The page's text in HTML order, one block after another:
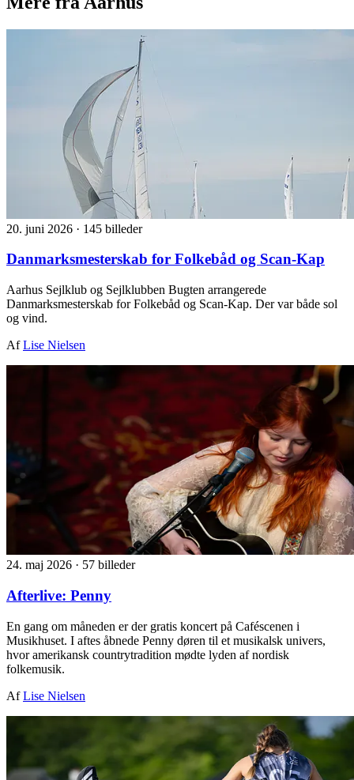
20. juni 2026 · 145 billeder
Danmarksmesterskab for Folkebåd og Scan-Kap
Aarhus Sejlklub og Sejlklubben Bugten arrangerede
Danmarksmesterskab for Folkebåd og Scan-Kap. Der var både sol
og vind.
AfLise Nielsen
24. maj 2026 · 57 billeder
Afterlive: Penny
En gang om måneden er der gratis koncert på Caféscenen i
Musikhuset. I aftes åbnede Penny døren til et musikalsk univers,
hvor amerikansk countrytradition mødte lyden af nordisk
folkemusik.
AfLise Nielsen